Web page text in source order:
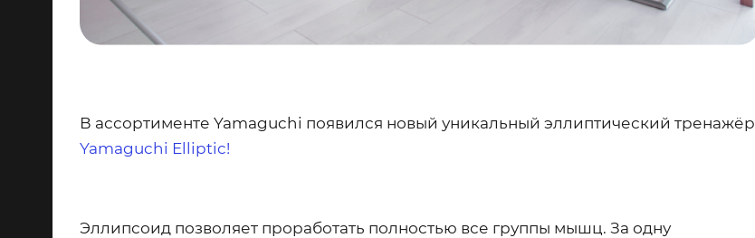
В ассортименте Yamaguchi появился новый уникальный эллиптический тренажёр
Yamaguchi Elliptic!
Эллипсоид позволяет проработать полностью все группы мышц. За одну